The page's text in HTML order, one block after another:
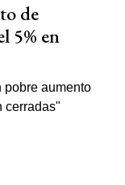
de
5% en